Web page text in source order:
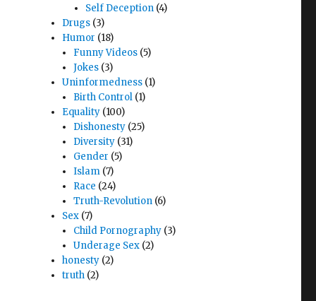
Self Deception(4)
Drugs (3)
Humor (18)
Funny Videos (5)
Jokes (3)
Uninformedness (1)
Birth Control (1)
Equality (100)
Dishonesty (25)
Diversity (31)
Gender (5)
Islam (7)
Race (24)
Truth-Revolution (6)
Sex (7)
Child Pornography (3)
Underage Sex (2)
honesty (2)
truth (2)